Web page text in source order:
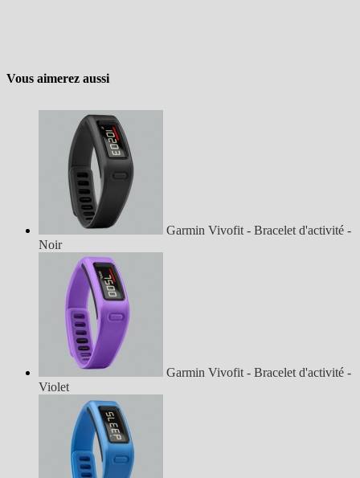
Vous aimerez aussi
Garmin Vivofit - Bracelet d'activité -
Noir
Garmin Vivofit - Bracelet d'activité -
Violet